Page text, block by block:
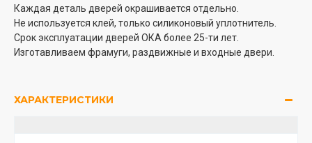
Каждая деталь дверей окрашивается отдельно.
Не используется клей, только силиконовый уплотнитель.
Срок эксплуатации дверей ОКА более 25-ти лет.
Изготавливаем фрамуги, раздвижные и входные двери.
ХАРАКТЕРИСТИКИ